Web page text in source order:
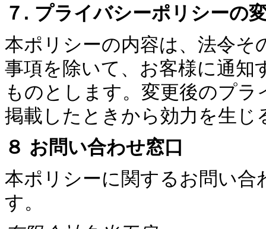
７. プライバシーポリシーの
本ポリシーの内容は、法令そ
事項を除いて、お客様に通
ものとします。変更後のプ
掲載したときから効力を生じ
８ お問い合わせ窓口
本ポリシーに関するお問い
す。